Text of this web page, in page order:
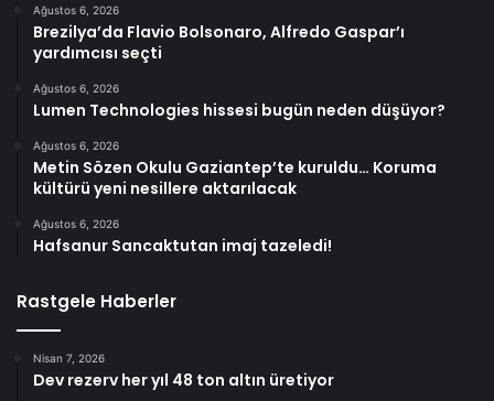
Ağustos 6, 2026
Brezilya’da Flavio Bolsonaro, Alfredo Gaspar’ı
yardımcısı seçti
Ağustos 6, 2026
Lumen Technologies hissesi bugün neden düşüyor?
Ağustos 6, 2026
Metin Sözen Okulu Gaziantep’te kuruldu… Koruma
kültürü yeni nesillere aktarılacak
Ağustos 6, 2026
Hafsanur Sancaktutan imaj tazeledi!
Rastgele Haberler
Nisan 7, 2026
Dev rezerv her yıl 48 ton altın üretiyor